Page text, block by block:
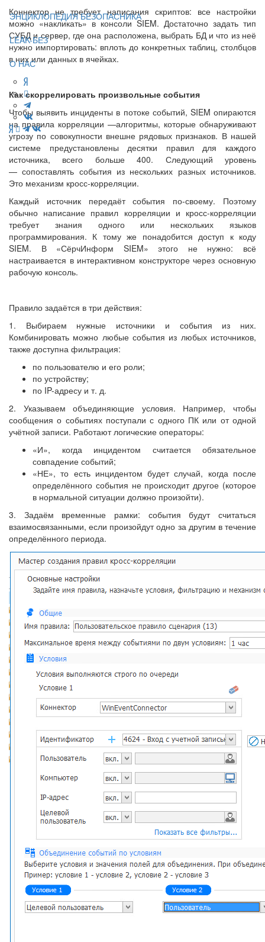
ЭНЦИКЛОПЕДИЯ БЕЗОПАСНИКА
LEAK-БЕЗ
О НАС
Коннектор не требует написания скриптов: все настройки
можно «накликать» в консоли SIEM. Достаточно задать тип
СУБД и сервер, где она расположена, выбрать БД и что из неё
нужно импортировать: вплоть до конкретных таблиц, столбцов
в них или данных в ячейках.
Как скоррелировать произвольные события
Чтобы выявить инциденты в потоке событий, SIEM опираются
на правила корреляции —алгоритмы, которые обнаруживают
угрозу по совокупности внешне рядовых признаков. В нашей
системе предустановлены десятки правил для каждого
источника, всего больше 400. Следующий уровень
— сопоставлять события из нескольких разных источников.
Это механизм кросс-корреляции.
Каждый источник передаёт события по-своему. Поэтому
обычно написание правил корреляции и кросс-корреляции
требует знания одного или нескольких языков
программирования. К тому же понадобится доступ к коду
SIEM. В «СёрчИнформ SIEM» этого не нужно: всё
настраивается в интерактивном конструкторе через основную
рабочую консоль.
Правило задаётся в три действия:
1. Выбираем нужные источники и события из них.
Комбинировать можно любые события из любых источников,
также доступна фильтрация:
по пользователю и его роли;
по устройству;
по IP-адресу и т. д.
2. Указываем объединяющие условия. Например, чтобы
сообщения о событиях поступали с одного ПК или от одной
учётной записи. Работают логические операторы:
«И», когда инцидентом считается обязательное
совпадение событий;
«НЕ», то есть инцидентом будет случай, когда после
определённого события не происходит другое (которое
в нормальной ситуации должно произойти).
3. Задаём временные рамки: события будут считаться
взаимосвязанными, если произойдут одно за другим в течение
определённого периода.